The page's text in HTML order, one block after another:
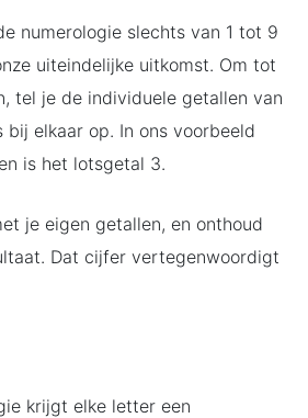
numerologie slechts van 1 tot 9
uiteindelijke uitkomst. Om tot
tel je de individuele getallen van
bij elkaar op. In ons voorbeeld
is het lotsgetal 3.
je eigen getallen, en onthoud
Dat cijfer vertegenwoordigt
krijgt elke letter een